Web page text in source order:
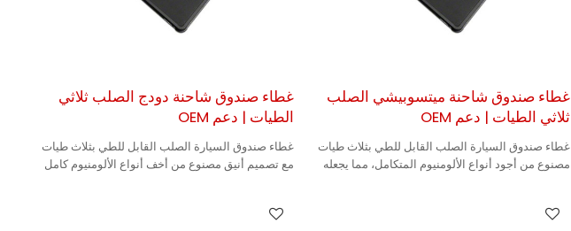
غطاء صندوق شاحنة ميتسوبيشي الصلب
ثلاثي الطيات | دعم OEM
غطاء صندوق السيارة الصلب القابل للطي بثلاث طيات
مصنوع من أجود أنواع الألومنيوم المتكامل، مما يجعله
غطاء صندوق شاحنة دودج الصلب ثلاثي
الطيات | دعم OEM
غطاء صندوق السيارة الصلب القابل للطي بثلاث طيات
مع تصميم أنيق مصنوع من أخف أنواع الألومنيوم كامل